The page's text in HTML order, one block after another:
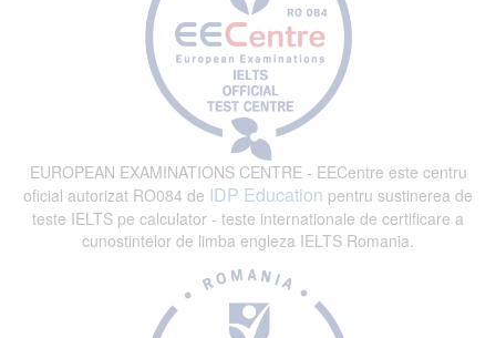
EUROPEAN EXAMINATIONS CENTRE - EECentre este centru
oficial autorizat RO084 de IDP Education pentru sustinerea de
teste IELTS pe calculator - teste internationale de certificare a
cunostintelor de limba engleza IELTS Romania.